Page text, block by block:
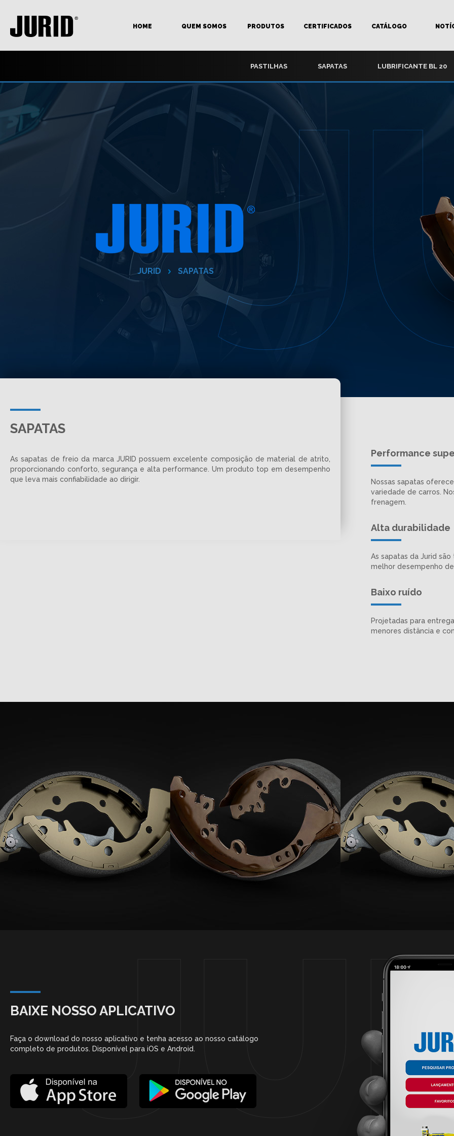
HOME QUEM SOMOS PRODUTOS
PASTILHAS SAPATAS LUBRIFICANTE BL 20
CERTIFICADOS CATÁLOGO
JURID SAPATAS
SAPATAS
As sapatas de freio da marca JURID possuem excelente composição de material de atrito,
proporcionando conforto, segurança e alta performance. Um produto top em desempenho
que leva mais confiabilidade ao dirigir.
Performance
Nossas sapatas
variedade de carros.
frenagem.
Alta durabilidade
As sapatas da Jurid
melhor desempenho
Baixo ruído
Projetadas para
menores distância e
BAIXE NOSSO APLICATIVO
Faça o download do nosso aplicativo e tenha acesso ao nosso catálogo
completo de produtos. Disponível para iOS e Android.